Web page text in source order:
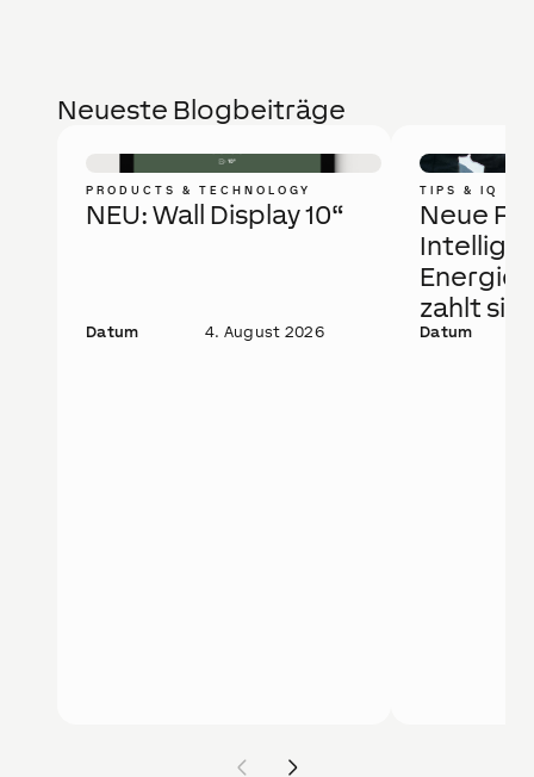
Neueste Blogbeiträge
PRODUCTS & TECHNOLOGY
NEU: Wall Display 10“
Datum 4. August 2026
TIPS & IQ
Neue
zahlt
Datum